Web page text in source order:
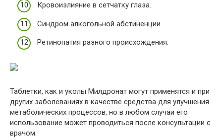
Кровоизлияние в сетчатку глаза.
Синдром алкогольной абстиненции.
Ретинопатия разного происхождения.
Таблетки, как и уколы Милдронат могут применятся и при
других заболеваниях в качестве средства для улучшения
метаболических процессов, но в любом случаи его
использование может проводиться после консультации с
врачом.